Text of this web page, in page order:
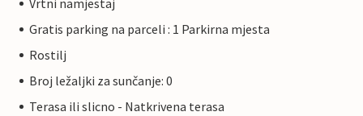
Vrtni namjestaj
Gratis parking na parceli : 1 Parkirna mjesta
Rostilj
Broj ležaljki za sunčanje: 0
Terasa ili slicno - Natkrivena terasa